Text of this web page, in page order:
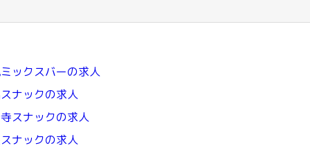
ックスバーの求人
ナックの求人
スナックの求人
ナックの求人